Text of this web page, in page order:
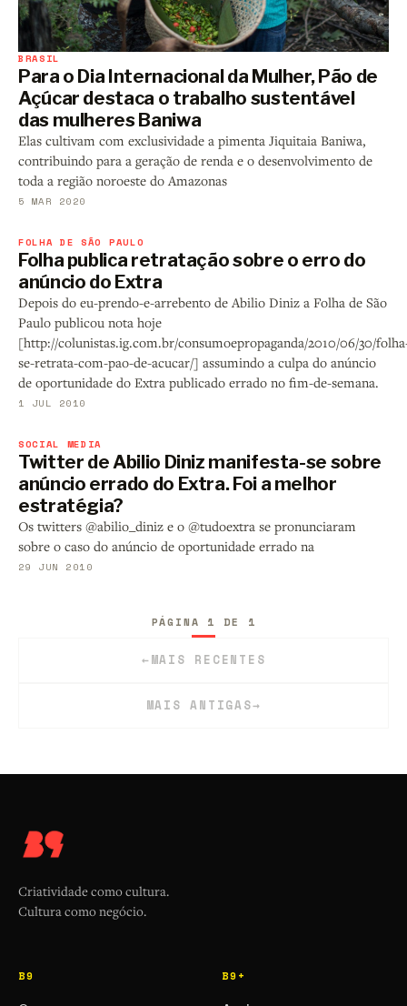
BRASIL
Para o Dia Internacional da Mulher, Pão de
Açúcar destaca o trabalho sustentável
das mulheres Baniwa
Elas cultivam com exclusividade a pimenta Jiquitaia Baniwa,
contribuindo para a geração de renda e o desenvolvimento de
toda a região noroeste do Amazonas
5 MAR 2020
FOLHA DE SÃO PAULO
Folha publica retratação sobre o erro do
anúncio do Extra
Depois do eu-prendo-e-arrebento de Abilio Diniz a Folha de São
Paulo publicou nota hoje
[http://colunistas.ig.com.br/consumoepropaganda/2010/06/30/
se-retrata-com-pao-de-acucar/] assumindo a culpa do anúncio
de oportunidade do Extra publicado errado no fim-de-semana.
1 JUL 2010
SOCIAL MEDIA
Twitter de Abilio Diniz manifesta-se sobre
anúncio errado do Extra. Foi a melhor
estratégia?
Os twitters @abilio_diniz e o @tudoextra se pronunciaram
sobre o caso do anúncio de oportunidade errado na
29 JUN 2010
←MAIS RECENTES
PÁGINA 1 DE 1
MAIS ANTIGAS→
Criatividade como cultura.
Cultura como negócio.
B9 B9+